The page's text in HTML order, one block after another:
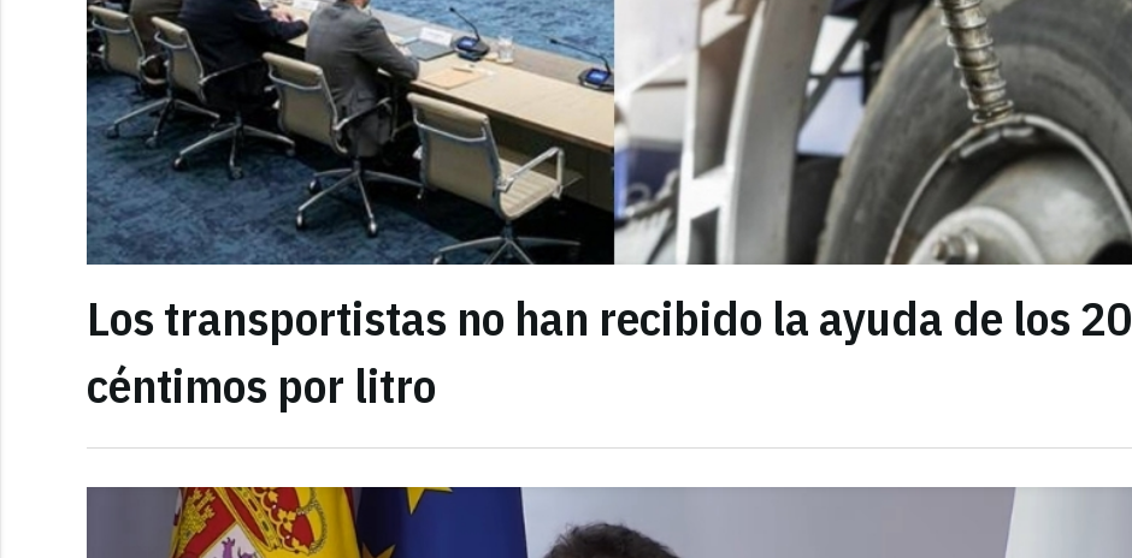
Los transportistas no han recibido la ayuda de los 20
céntimos por litro